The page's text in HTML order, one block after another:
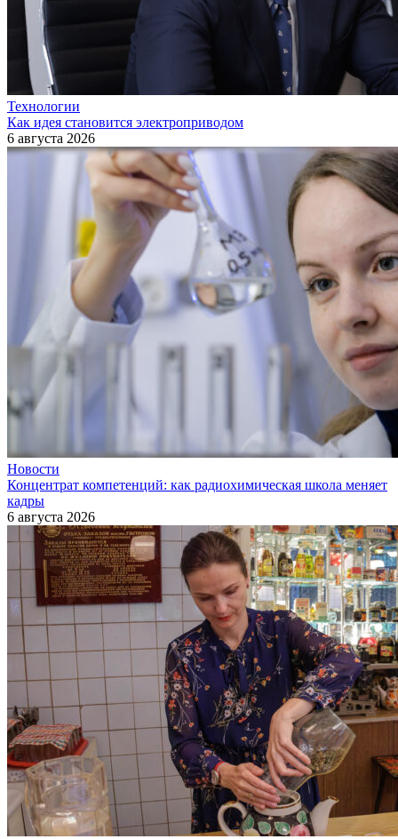
Технологии
Как идея становится электроприводом
6 августа 2026
Новости
Концентрат компетенций: как радиохимическая школа меняет
кадры
6 августа 2026